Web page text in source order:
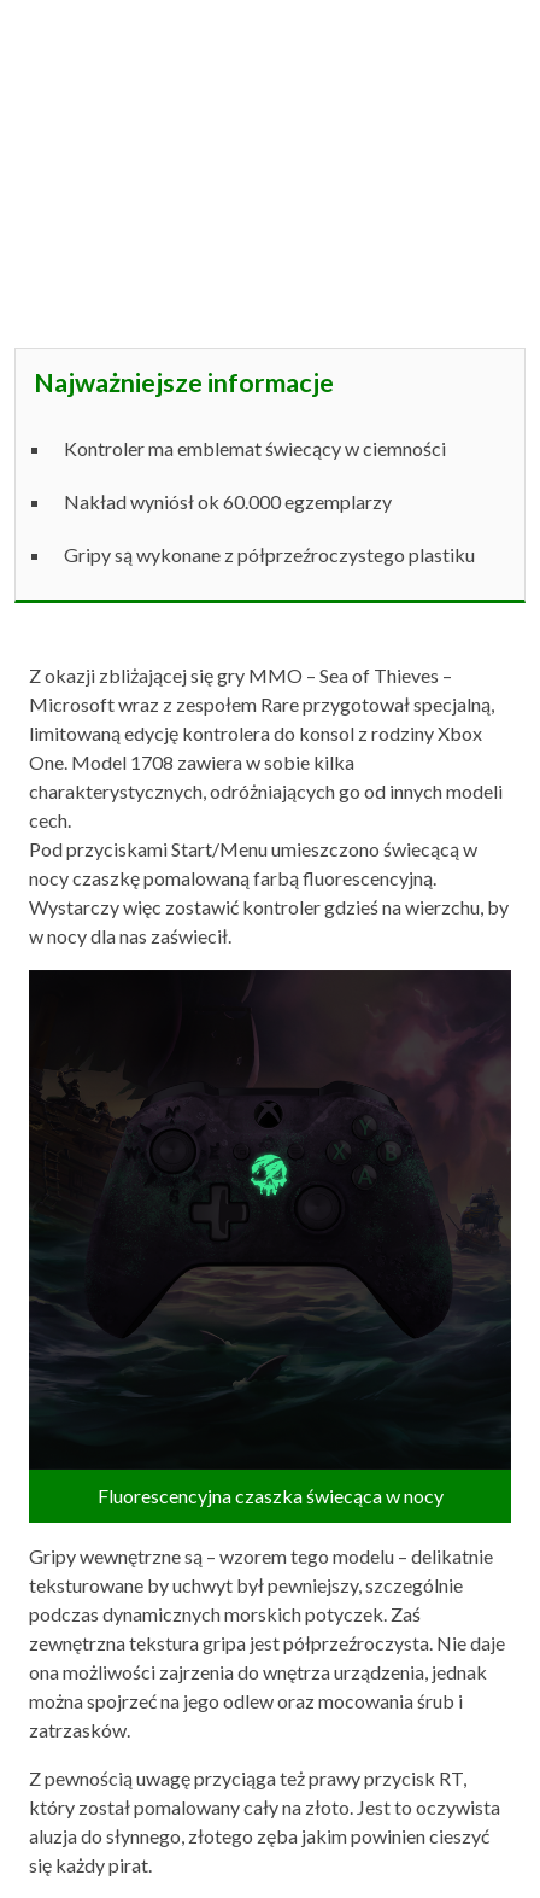
Najważniejsze informacje
Kontroler ma emblemat świecący w ciemności
Nakład wyniósł ok 60.000 egzemplarzy
Gripy są wykonane z półprzeźroczystego plastiku
Z okazji zbliżającej się gry MMO – Sea of Thieves –
Microsoft wraz z zespołem Rare przygotował specjalną,
limitowaną edycję kontrolera do konsol z rodziny Xbox
One. Model 1708 zawiera w sobie kilka
charakterystycznych, odróżniających go od innych modeli
cech.
Pod przyciskami Start/Menu umieszczono świecącą w
nocy czaszkę pomalowaną farbą fluorescencyjną.
Wystarczy więc zostawić kontroler gdzieś na wierzchu, by
w nocy dla nas zaświecił.
Fluorescencyjna czaszka świecąca w nocy
Gripy wewnętrzne są – wzorem tego modelu – delikatnie
teksturowane by uchwyt był pewniejszy, szczególnie
podczas dynamicznych morskich potyczek. Zaś
zewnętrzna tekstura gripa jest półprzeźroczysta. Nie daje
ona możliwości zajrzenia do wnętrza urządzenia, jednak
można spojrzeć na jego odlew oraz mocowania śrub i
zatrzasków.
Z pewnością uwagę przyciąga też prawy przycisk RT,
który został pomalowany cały na złoto. Jest to oczywista
aluzja do słynnego, złotego zęba jakim powinien cieszyć
się każdy pirat.